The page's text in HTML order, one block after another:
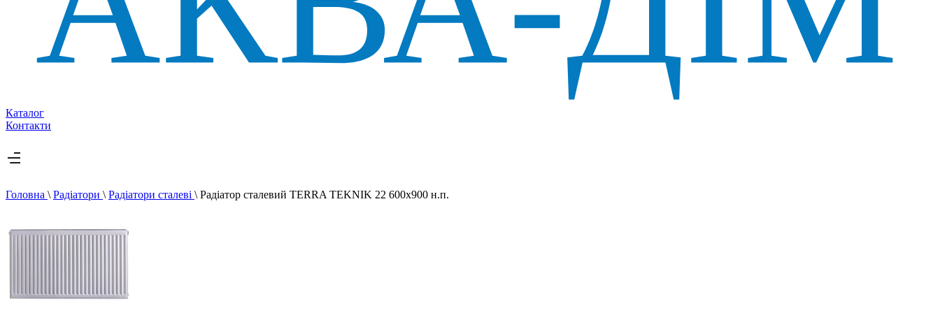
Каталог
Контакти
Головна \ Радіатори \ Радіатори сталеві \ Радіатор сталевий TERRA TEKNIK 22 600х900 н.п.